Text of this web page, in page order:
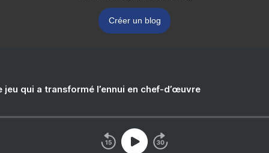
Créer un blog
jeu qui a transformé l’ennui en chef-d’œuvre